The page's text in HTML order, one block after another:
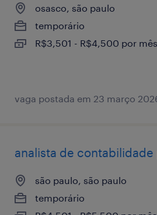
osasco, são paulo
temporário
R$3,501 - R$4,500 por mês
vaga postada em 23 março
analista de contabilidade
são paulo, são paulo
temporário